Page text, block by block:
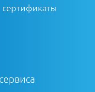
сертификаты